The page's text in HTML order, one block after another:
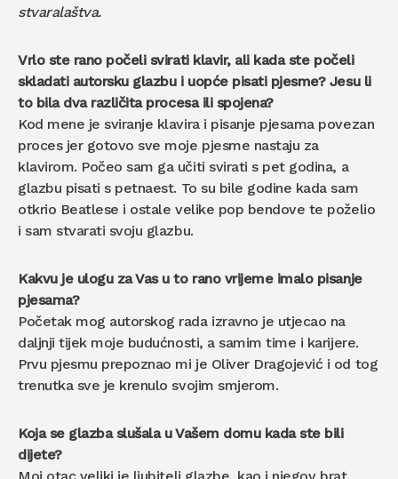
stvaralaštva.
Vrlo ste rano počeli svirati klavir, ali kada ste počeli
skladati autorsku glazbu i uopće pisati pjesme? Jesu li
to bila dva različita procesa ili spojena?
Kod mene je sviranje klavira i pisanje pjesama povezan
proces jer gotovo sve moje pjesme nastaju za
klavirom. Počeo sam ga učiti svirati s pet godina, a
glazbu pisati s petnaest. To su bile godine kada sam
otkrio Beatlese i ostale velike pop bendove te poželio
i sam stvarati svoju glazbu.
Kakvu je ulogu za Vas u to rano vrijeme imalo pisanje
pjesama?
Početak mog autorskog rada izravno je utjecao na
daljnji tijek moje budućnosti, a samim time i karijere.
Prvu pjesmu prepoznao mi je Oliver Dragojević i od tog
trenutka sve je krenulo svojim smjerom.
Koja se glazba slušala u Vašem domu kada ste bili
dijete?
Moj otac veliki je ljubitelj glazbe, kao i njegov brat,